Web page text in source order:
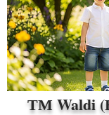
ТМ Waldi